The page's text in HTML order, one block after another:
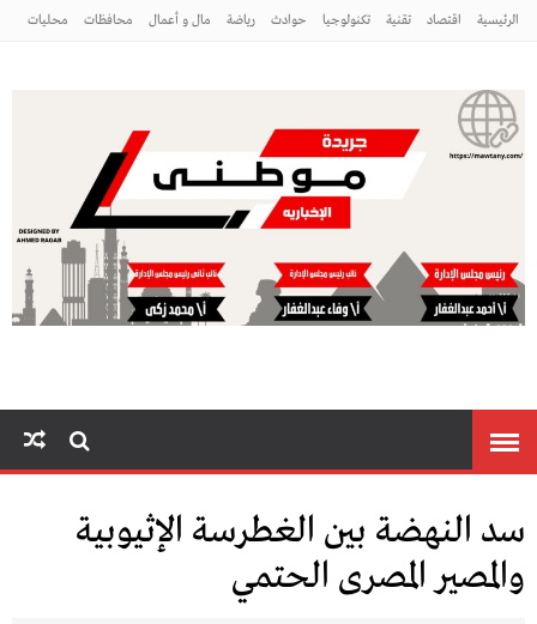
الرئيسية اقتصاد تقنية تكنولوجيا حوادث رياضة مال و أعمال محافظات محليات
سد النهضة بين الغطرسة الإثيوبية
والمصير المصرى الحتمي